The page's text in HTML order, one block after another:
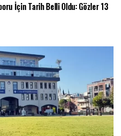
İçin Tarih Belli Oldu: Gözler 13